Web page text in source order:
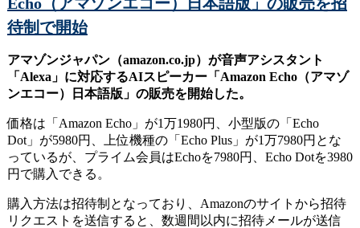
待制で開始
アマゾンジャパン（amazon.co.jp）が音声アシスタント
「Alexa」に対応するAIスピーカー「Amazon Echo（アマゾ
ンエコー）日本語版」の販売を開始した。
価格は「Amazon Echo」が1万1980円、小型版の「Echo
Dot」が5980円、上位機種の「Echo Plus」が1万7980円とな
っているが、プライム会員はEchoを7980円、Echo Dotを3980
円で購入できる。
購入方法は招待制となっており、Amazonのサイトから招待
リクエストを送信すると、数週間以内に招待メールが送信